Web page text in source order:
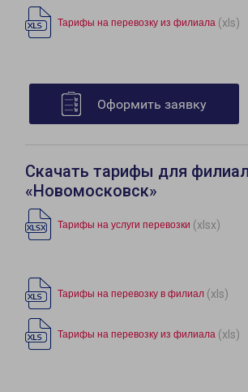
Тарифы на перевозку из филиала (xls)
Оформить заявку
Скачать тарифы для
«Новомосковск»
Тарифы на услуги перевозки (xlsx)
Тарифы на перевозку в филиал (xls)
Тарифы на перевозку из филиала (xls)